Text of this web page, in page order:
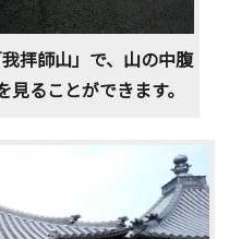
拝師山」で、山の中腹
ることができます。